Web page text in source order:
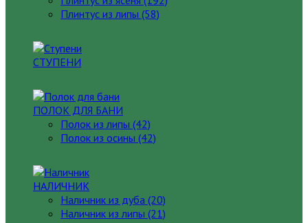
Плинтус из липы (58)
СТУПЕНИ
ПОЛОК ДЛЯ БАНИ
Полок из липы (42)
Полок из осины (42)
НАЛИЧНИК
Наличник из дуба (20)
Наличник из липы (21)